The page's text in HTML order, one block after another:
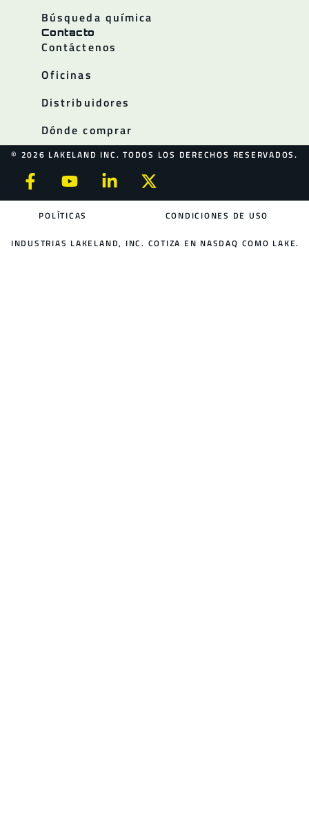
Búsqueda química
Contacto
Contáctenos
Oficinas
Distribuidores
Dónde comprar
© 2026 LAKELAND INC. TODOS LOS DERECHOS RESERVADOS.
POLÍTICAS CONDICIONES DE USO
INDUSTRIAS LAKELAND, INC. COTIZA EN NASDAQ COMO LAKE.